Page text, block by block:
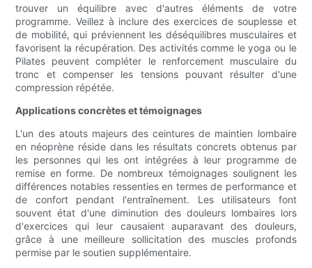
trouver un équilibre avec d'autres éléments de votre
programme. Veillez à inclure des exercices de souplesse et
de mobilité, qui préviennent les déséquilibres musculaires et
favorisent la récupération. Des activités comme le yoga ou le
Pilates peuvent compléter le renforcement musculaire du
tronc et compenser les tensions pouvant résulter d'une
compression répétée.
Applications concrètes et témoignages
L'un des atouts majeurs des ceintures de maintien lombaire
en néoprène réside dans les résultats concrets obtenus par
les personnes qui les ont intégrées à leur programme de
remise en forme. De nombreux témoignages soulignent les
différences notables ressenties en termes de performance et
de confort pendant l'entraînement. Les utilisateurs font
souvent état d'une diminution des douleurs lombaires lors
d'exercices qui leur causaient auparavant des douleurs,
grâce à une meilleure sollicitation des muscles profonds
permise par le soutien supplémentaire.